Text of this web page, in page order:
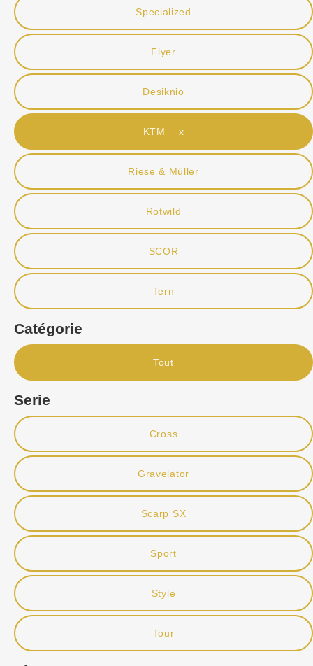
Specialized
Flyer
Desiknio
KTM x
Riese & Müller
Rotwild
SCOR
Tern
Catégorie
Tout
Serie
Cross
Gravelator
Scarp SX
Sport
Style
Tour